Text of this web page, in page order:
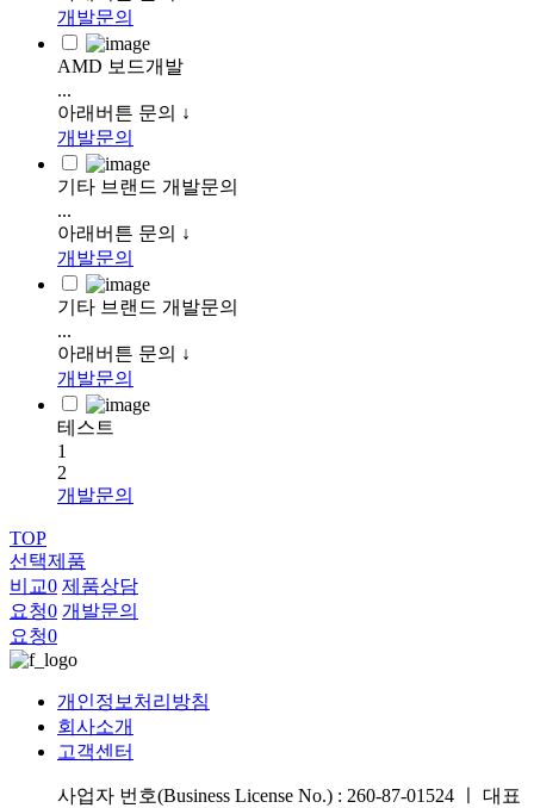
개발문의
AMD 보드개발
...
아래버튼 문의 ↓
개발문의
기타 브랜드 개발문의
...
아래버튼 문의 ↓
개발문의
기타 브랜드 개발문의
...
아래버튼 문의 ↓
개발문의
테스트
1
2
개발문의
TOP
선택제품
비교0 제품상담
요청0 개발문의
요청0
개인정보처리방침
회사소개
고객센터
사업자 번호(Business License No.) : 260-87-01524
대표